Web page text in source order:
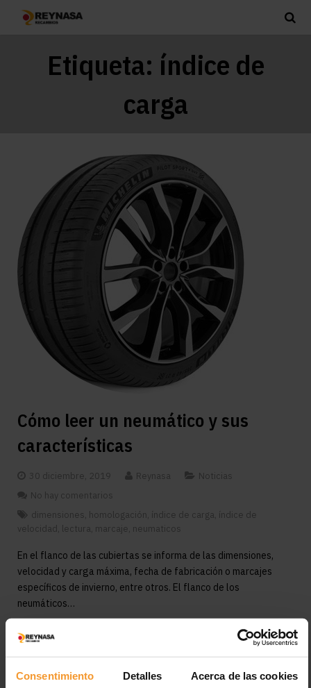
Consentimiento Detalles Acerca de las cookies
Etiqueta: índice de
carga
Cómo leer un neumático y sus
características
30 diciembre, 2019 Reynasa
Noticias
No hay comentarios
dimensiones
homologación índice de carga índice de
velocidad lectura marcaje neumaticos
En el flanco de las cubiertas se informa de las dimensiones,
velocidad y carga máxima, fecha de fabricación o marcajes
específicos de invierno, entre otros. El flanco de los
neumáticos…
LEER MÁS